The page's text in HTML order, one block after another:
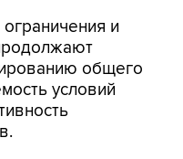
и
общего
условий